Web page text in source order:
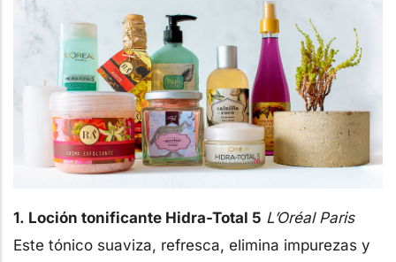
1. Loción tonificante Hidra-Total 5 L’Oréal Paris
Este tónico suaviza, refresca, elimina impurezas y